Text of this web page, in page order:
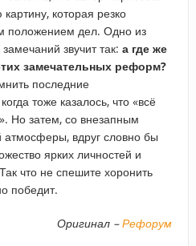
которая резко
положением дел. Одно из
звучит так: а где же
замечательных реформ?
последние
тоже казалось, что «всё
Но затем, со внезапным
атмосферы, вдруг словно бы
ярких личностей и
что не спешите хоронить
победит.
Оригинал –Рефорум